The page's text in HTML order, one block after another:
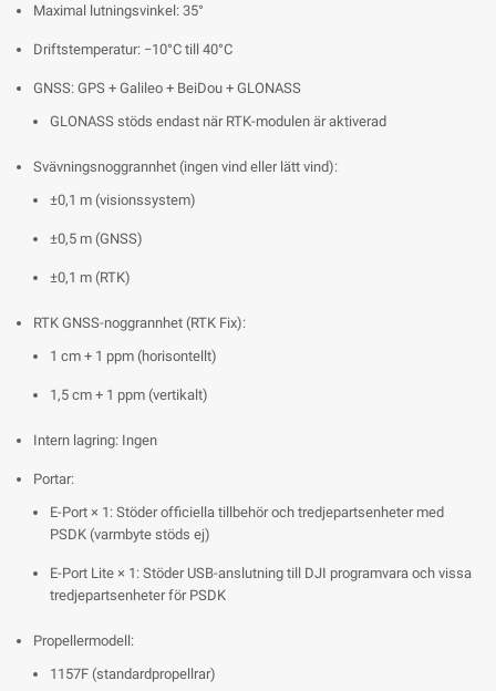
Maximal lutningsvinkel: 35°
Driftstemperatur: −10°C till 40°C
GNSS: GPS + Galileo + BeiDou + GLONASS
GLONASS stöds endast när RTK-modulen är aktiverad
Svävningsnoggrannhet (ingen vind eller lätt vind):
±0,1 m (visionssystem)
±0,5 m (GNSS)
±0,1 m (RTK)
RTK GNSS-noggrannhet (RTK Fix):
1 cm + 1 ppm (horisontellt)
1,5 cm + 1 ppm (vertikalt)
Intern lagring: Ingen
Portar:
E-Port × 1: Stöder officiella tillbehör och tredjepartsenheter med
PSDK (varmbyte stöds ej)
E-Port Lite × 1: Stöder USB-anslutning till DJI programvara och vissa
tredjepartsenheter för PSDK
Propellermodell:
1157F (standardpropellrar)